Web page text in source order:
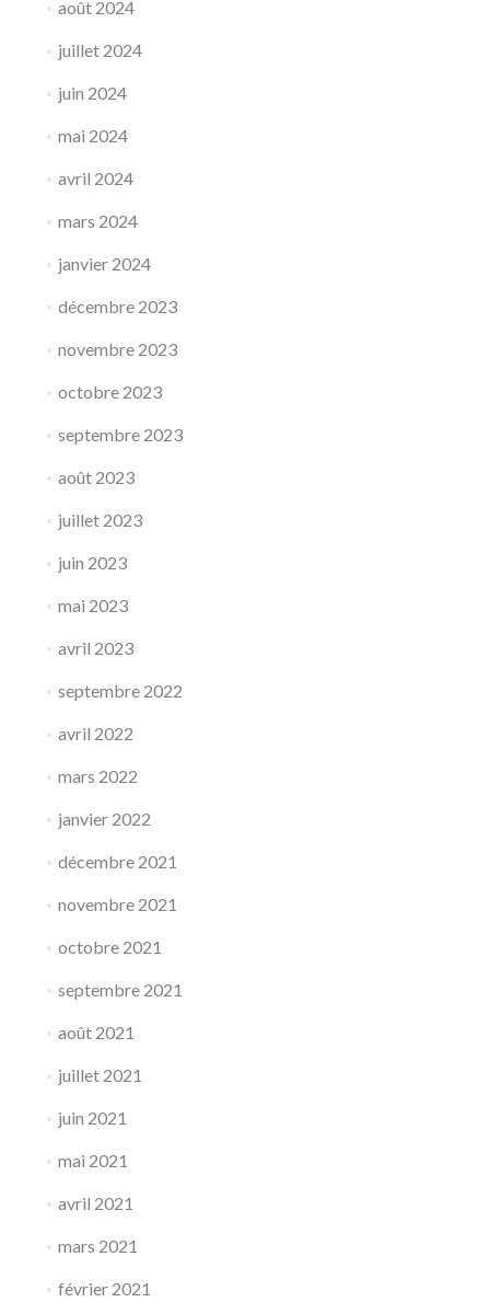
août 2024
juillet 2024
juin 2024
mai 2024
avril 2024
mars 2024
janvier 2024
décembre 2023
novembre 2023
octobre 2023
septembre 2023
août 2023
juillet 2023
juin 2023
mai 2023
avril 2023
septembre 2022
avril 2022
mars 2022
janvier 2022
décembre 2021
novembre 2021
octobre 2021
septembre 2021
août 2021
juillet 2021
juin 2021
mai 2021
avril 2021
mars 2021
février 2021